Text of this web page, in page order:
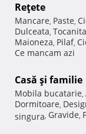
Reţete
Mancare, Paste,
Dulceata, Tocanita
Maioneza, Pilaf,
Ce mancam azi
Casă şi familie
Mobila bucatarie,
Dormitoare,
singura, Gravide,